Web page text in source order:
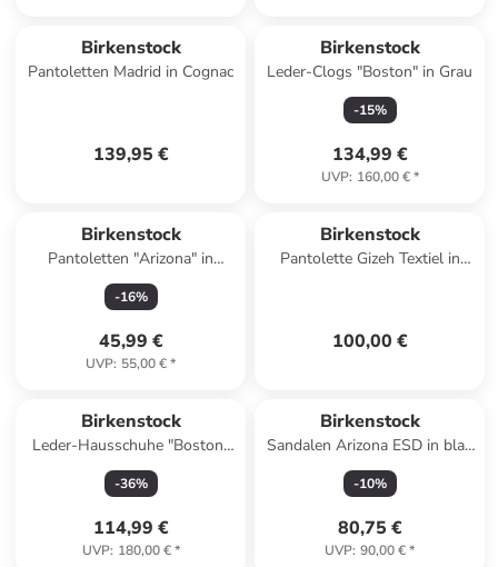
Birkenstock
Pantoletten Madrid in Cognac
139,95 €
Birkenstock
Leder-Clogs "Boston" in Grau
-15%
134,99 €
UVP: 160,00 €*
Birkenstock
Pantoletten "Arizona" in
Dunkelblau
-16%
45,99 €
UVP: 55,00 €*
Birkenstock
Pantolette Gizeh Textiel in
100,00 €
Birkenstock
Leder-Hausschuhe "Boston"
in Hellbraun - Weite S
-36%
114,99 €
UVP: 180,00 €*
Birkenstock
Sandalen Arizona ESD in blau
in blau
-10%
80,75 €
UVP: 90,00 €*